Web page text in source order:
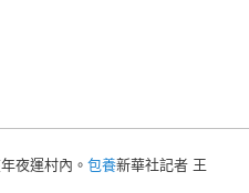
夜運村內。包養新華社記者 王